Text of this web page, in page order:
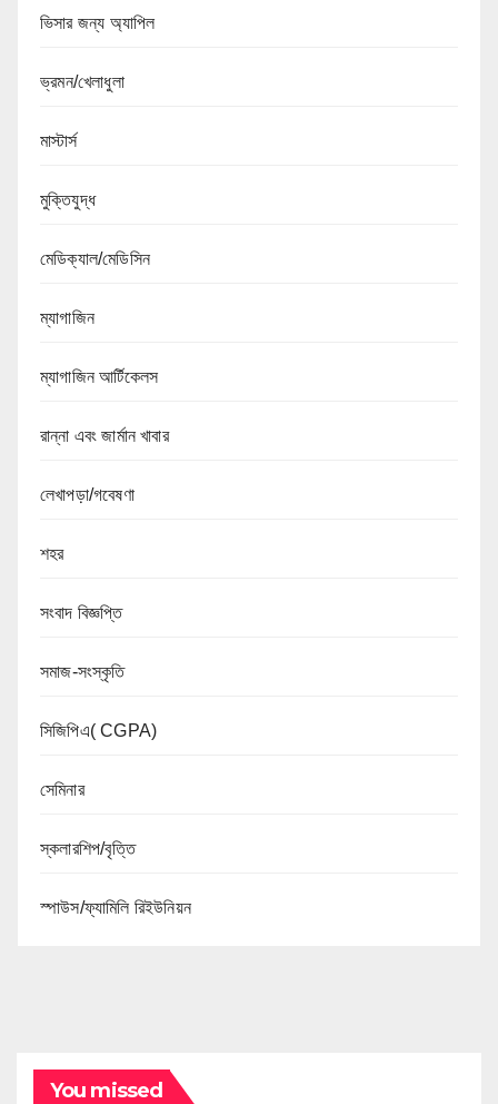
ভিসার জন্য অ্যাপিল
ভ্রমন/খেলাধুলা
মাস্টার্স
মুক্তিযুদ্ধ
মেডিক্যাল/মেডিসিন
ম্যাগাজিন
ম্যাগাজিন আর্টিকেলস
রান্না এবং জার্মান খাবার
লেখাপড়া/গবেষণা
শহর
সংবাদ বিজ্ঞপ্তি
সমাজ-সংস্কৃতি
সিজিপিএ( CGPA)
সেমিনার
স্কলারশিপ/বৃত্তি
স্পাউস/ফ্যামিলি রিইউনিয়ন
You missed